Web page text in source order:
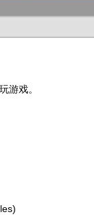
游戏。